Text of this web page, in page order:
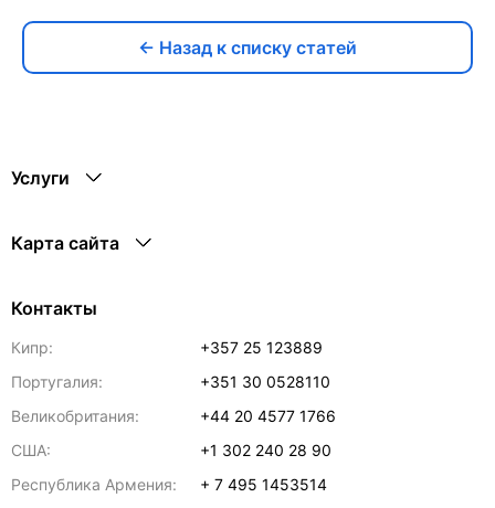
← Назад к списку статей
Услуги
Карта сайта
Контакты
Кипр:
+357 25 123889
Португалия:
+351 30 0528110
Великобритания:
+44 20 4577 1766
США:
+1 302 240 28 90
Республика Армения:
+ 7 495 1453514